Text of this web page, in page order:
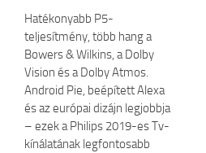
Hatékonyabb P5-
teljesítmény, több hang a
Bowers & Wilkins, a Dolby
Vision és a Dolby Atmos.
Android Pie, beépített Alexa
és az európai dizájn legjobbja
– ezek a Philips 2019-es Tv-
kínálatának legfontosabb